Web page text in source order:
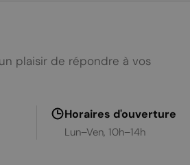
plaisir de répondre à vos
Horaires d'ouverture
Lun–Ven, 10h–14h